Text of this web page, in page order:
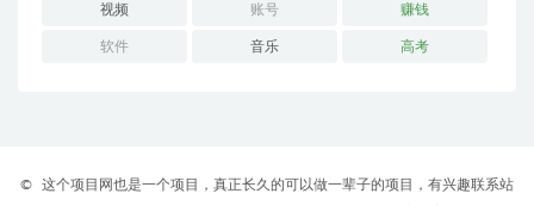
视频 账号 赚钱
软件 音乐 高考
© 这个项目网也是一个项目，真正长久的可以做一辈子的项目，有兴趣联系站